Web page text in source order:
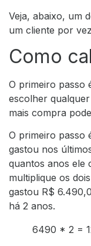
Veja, abaixo, um
um cliente por
Como
O primeiro passo
escolher
mais compra
O primeiro passo
gastou nos
quantos anos ele
multiplique os
gastou R$
há 2 anos.
6490 * 2 =